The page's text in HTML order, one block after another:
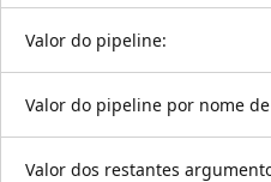
Valor do pipeline:
Valor do pipeline por nome
Valor dos restantes